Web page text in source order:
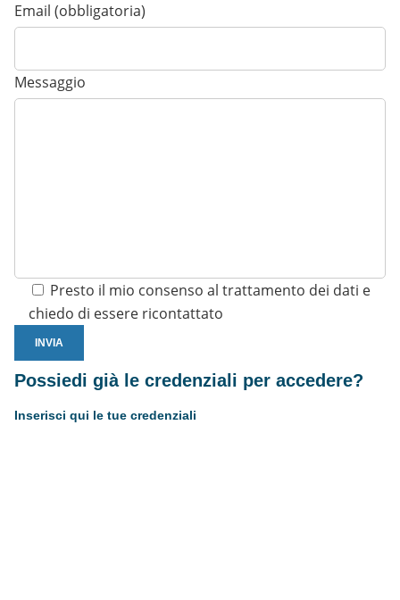
Email (obbligatoria)
Messaggio
Presto il mio consenso al trattamento dei dati e
chiedo di essere ricontattato
Possiedi già le credenziali per accedere?
Inserisci qui le tue credenziali